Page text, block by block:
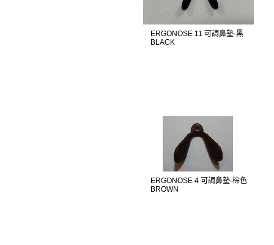
ERGONOSE 11 可調鼻墊-黑
BLACK
ERGONOSE 4 可調鼻墊-棕色
BROWN